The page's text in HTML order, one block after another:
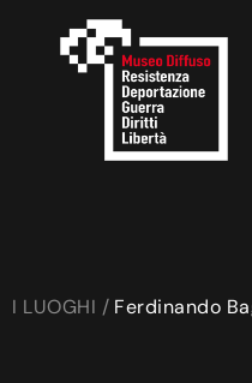
I LUOGHI / Ferdinando